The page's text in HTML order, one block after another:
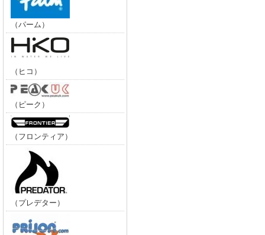
（パーム）
（ヒコ）
（ピーク）
（フロンティア）
（プレデター）